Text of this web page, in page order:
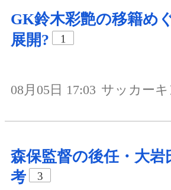
GK鈴木彩艶の移籍め
展開?
1
08月05日 17:03 サッカー
森保監督の後任・大岩
考
3